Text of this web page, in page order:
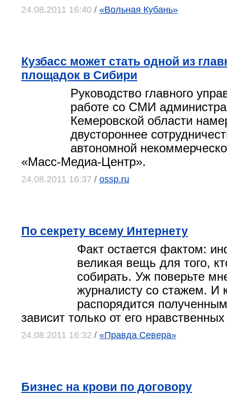
24.08.2011 16:40 / «Вольная Кубань»
Кузбасс может стать одной из
площадок в Сибири
Руководство главного
работе со СМИ
Кемеровской области
двустороннее
автономной
«Масс-Медиа-Центр».
24.08.2011 16:37 / ossp.ru
По секрету всему Интернету
Факт остается фактом:
великая вещь для того,
собирать. Уж поверьте
журналисту со стажем. И
распорядится
зависит только от его
24.08.2011 16:32 / «Правда Севера»
Бизнес на крови по договору